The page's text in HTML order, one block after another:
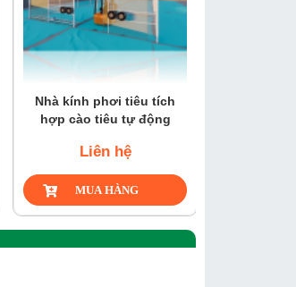
Nhà kính phơi tiêu tích
hợp cào tiêu tự động
Liên hệ